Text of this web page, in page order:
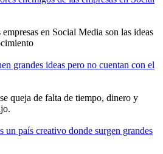
en Social Media son las ideas
grandes ideas pero no cuentan con el
queja de falta de tiempo, dinero y
un país creativo donde surgen grandes